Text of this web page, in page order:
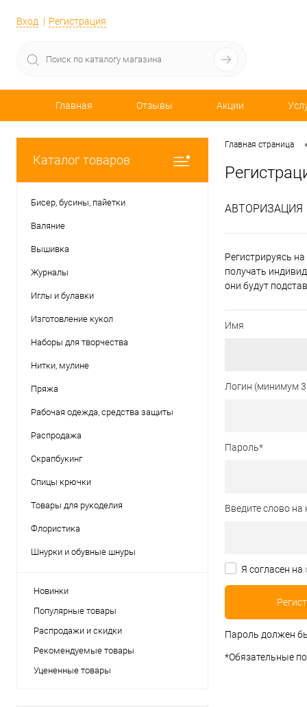
Вход Регистрация
Главная Отзывы Акции
Каталог товаров
Бисер, бусины, пайетки
Валяние
Вышивка
Журналы
Иглы и булавки
Изготовление кукол
Наборы для творчества
Нитки, мулине
Пряжа
Рабочая одежда, средства защиты
Распродажа
Скрапбукинг
Спицы крючки
Товары для рукоделия
Флористика
Шнурки и обувные шнуры
Новинки
Популярные товары
Распродажи и скидки
Рекомендуемые товары
Уцененные товары
Главная страница
АВТОРИЗАЦИЯ
Регистрируясь
получать
они будут
Имя
Логин (минимум
Пароль*
Введите слово на
Я согласен на
Пароль должен
*Обязательные